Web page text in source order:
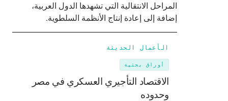
المراحل الانتقالية التي تشهدها الدول العربية،
إضافة إلى إعادة إنتاج الأنظمة السلطوية.
الأعمال الحديثة
أوراق بحثية
الاقتصاد التأجيري العسكري في مصر
وحدوده